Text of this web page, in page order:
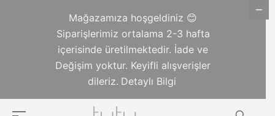
Mağazamıza hoşgeldiniz 😊
Siparişlerimiz ortalama 2-3 hafta
içerisinde üretilmektedir. İade ve
Değişim yoktur. Keyifli alışverişler
dileriz. Detaylı Bilgi